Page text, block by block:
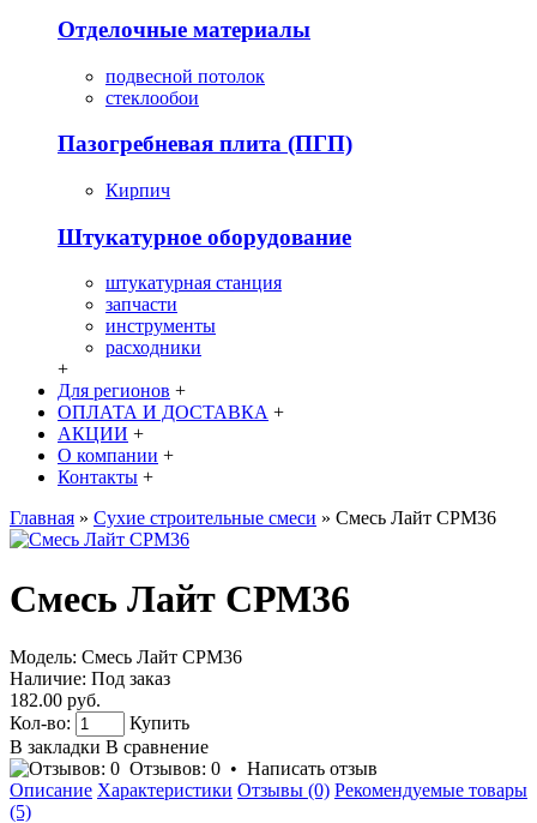
Отделочные материалы
подвесной потолок
стеклообои
Пазогребневая плита (ПГП)
Кирпич
Штукатурное оборудование
штукатурная станция
запчасти
инструменты
расходники
+
Для регионов +
ОПЛАТА И ДОСТАВКА +
АКЦИИ +
О компании +
Контакты +
Главная » Сухие строительные смеси » Смесь Лайт СРМ36
Смесь Лайт СРМ36
Модель: Смесь Лайт СРМ36
Наличие: Под заказ
182.00 руб.
Кол-во:
Купить
В закладки В сравнение
Отзывов: 0 • Написать отзыв
Описание Характеристики Отзывы (0) Рекомендуемые товары
(5)